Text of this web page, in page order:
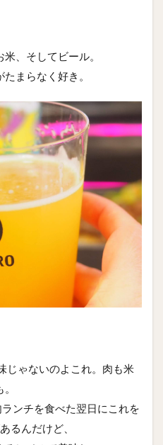
、そしてビール。
まらなく好き。
じゃないのよこれ。肉も米
。
ンチを食べた翌日にこれを
るんだけど、